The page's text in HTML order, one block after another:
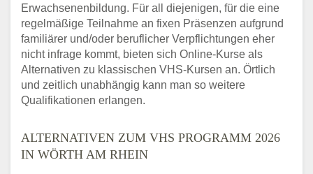
Erwachsenenbildung. Für all diejenigen, für die eine
regelmäßige Teilnahme an fixen Präsenzen aufgrund
familiärer und/oder beruflicher Verpflichtungen eher
nicht infrage kommt, bieten sich Online-Kurse als
Alternativen zu klassischen VHS-Kursen an. Örtlich
und zeitlich unabhängig kann man so weitere
Qualifikationen erlangen.
ALTERNATIVEN ZUM VHS PROGRAMM 2026
IN WÖRTH AM RHEIN